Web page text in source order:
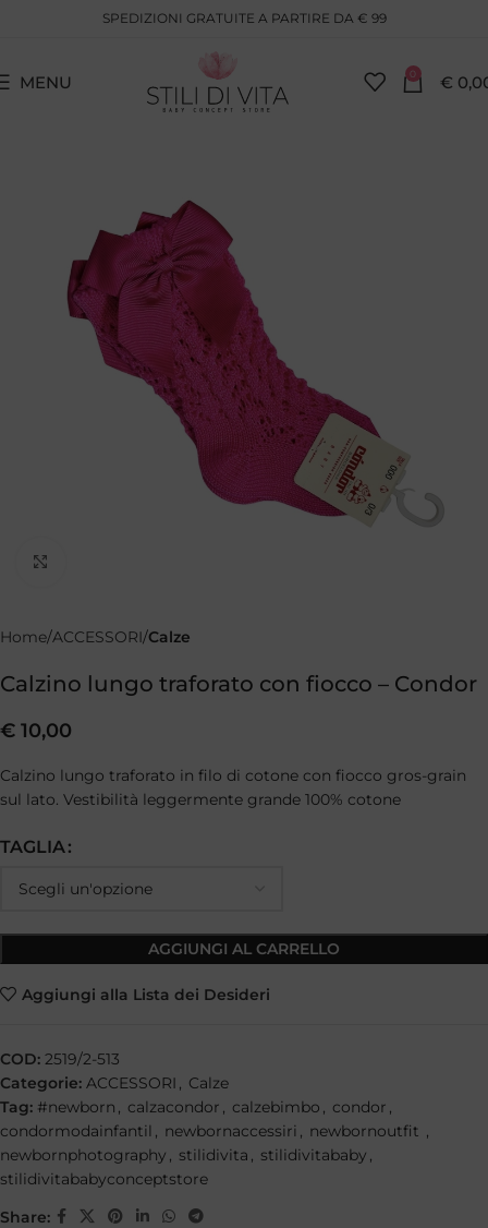
SPEDIZIONI GRATUITE A PARTIRE DA € 99
MENU 0 €
Home ACCESSORI Calze
Calzino lungo traforato con fiocco – Condor
€ 10,00
Calzino lungo traforato in filo di cotone con fiocco gros-grain
sul lato. Vestibilità leggermente grande 100% cotone
TAGLIA
AGGIUNGI AL CARRELLO
Aggiungi alla Lista dei Desideri
COD: 2519/2-513
Categorie: ACCESSORI , Calze
Tag: #newborn , calzacondor , calzebimbo , condor ,
condormodainfantil , newbornaccessiri , newbornoutfit ,
newbornphotography , stilidivita , stilidivitababy ,
stilidivitababyconceptstore
Share: